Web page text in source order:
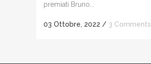
premiati Bruno...
03 Ottobre, 2022 / 3 Comments